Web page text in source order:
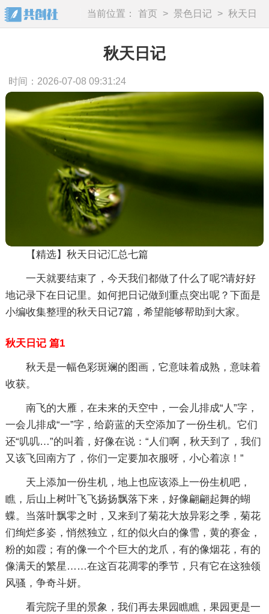
当前位置： 首页 > 景色日记 > 秋天日
记
秋天日记
时间：2026-07-08 09:31:24
【精选】秋天日记汇总七篇
一天就要结束了，今天我们都做了什么了呢?请好好
地记录下在日记里。如何把日记做到重点突出呢？下面是
小编收集整理的秋天日记7篇，希望能够帮助到大家。
秋天日记 篇1
秋天是一幅色彩斑斓的图画，它意味着成熟，意味着
收获。
南飞的大雁，在未来的天空中，一会儿排成“人”字，
一会儿排成“一”字，给蔚蓝的天空添加了一份生机。它们
还“叽叽…”的叫着，好像在说：“人们啊，秋天到了，我们
又该飞回南方了，你们一定要加衣服呀，小心着凉！”
天上添加一份生机，地上也应该添上一份生机吧，
瞧，后山上树叶飞飞扬扬飘落下来，好像翩翩起舞的蝴
蝶。当落叶飘零之时，又来到了菊花大放异彩之季，菊花
们绚烂多姿，悄然独立，红的似火白的像雪，黄的赛金，
粉的如霞；有的像一个个巨大的龙爪，有的像烟花，有的
像满天的繁星……在这百花凋零的季节，只有它在这独领
风骚，争奇斗妍。
看完院子里的景象，我们再去果园瞧瞧，果园更是一